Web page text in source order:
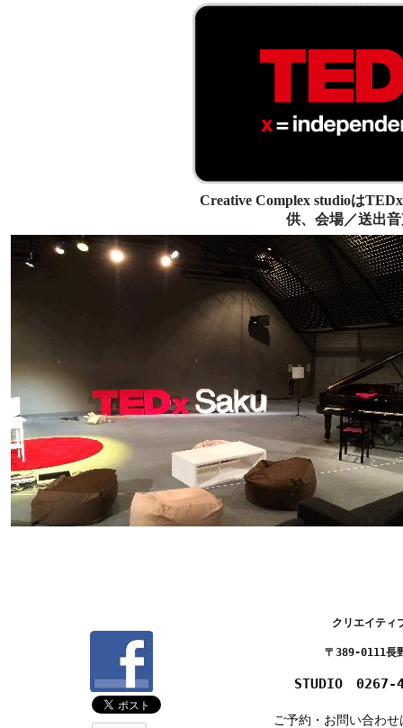
Creative Complex studioは
供、会場／送出
クリエイティ
〒389-0111長
STUDIO
ご予約・お問い合わせ